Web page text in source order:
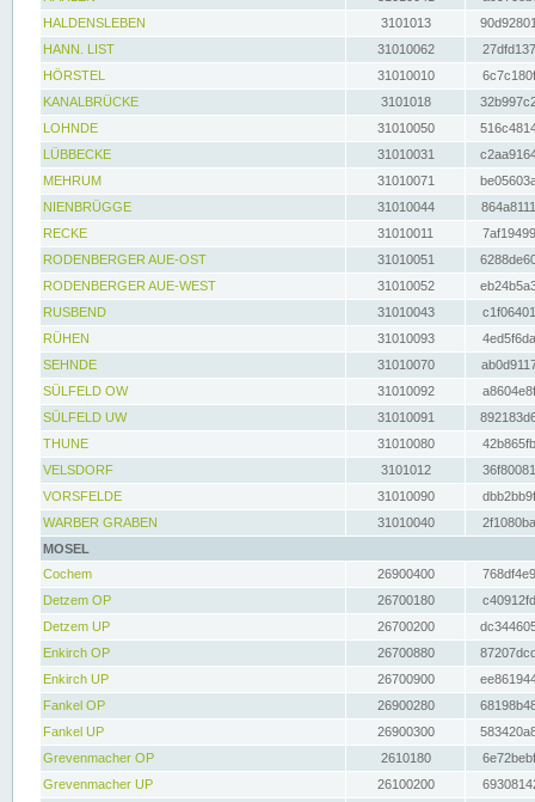
HALDENSLEBEN
3101013
HANN. LIST
31010062
HÖRSTEL
31010010
KANALBRÜCKE
3101018
LOHNDE
31010050
LÜBBECKE
31010031
MEHRUM
31010071
NIENBRÜGGE
31010044
RECKE
31010011
RODENBERGER AUE-OST
31010051
RODENBERGER AUE-WEST
31010052
RUSBEND
31010043
RÜHEN
31010093
SEHNDE
31010070
SÜLFELD OW
31010092
SÜLFELD UW
31010091
THUNE
31010080
VELSDORF
3101012
VORSFELDE
31010090
WARBER GRABEN
31010040
MOSEL
Cochem
26900400
Detzem OP
26700180
Detzem UP
26700200
Enkirch OP
26700880
Enkirch UP
26700900
Fankel OP
26900280
Fankel UP
26900300
Grevenmacher OP
2610180
Grevenmacher UP
26100200